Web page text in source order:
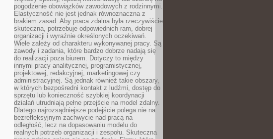
pogodzenie obowiązków zawodowych z rodzinnymi.
Elastyczność nie jest jednak równoznaczna z
brakiem zasad. Aby praca zdalna była rzeczywiście
skuteczna, potrzebuje odpowiednich ram, dobrej
organizacji i wyraźnie określonych oczekiwań.
Wiele zależy od charakteru wykonywanej pracy. Są
zawody i zadania, które bardzo dobrze nadają się
do realizacji poza biurem. Dotyczy to między
innymi pracy analitycznej, programistycznej,
projektowej, redakcyjnej, marketingowej czy
administracyjnej. Są jednak również takie obszary,
w których bezpośredni kontakt z ludźmi, dostęp do
sprzętu lub konieczność szybkiej koordynacji
działań utrudniają pełne przejście na model zdalny.
Dlatego najrozsądniejsze podejście polega nie na
bezrefleksyjnym zachwycie nad pracą na
odległość, lecz na dopasowaniu modelu do
realnych potrzeb organizacji i zespołu. Skuteczna